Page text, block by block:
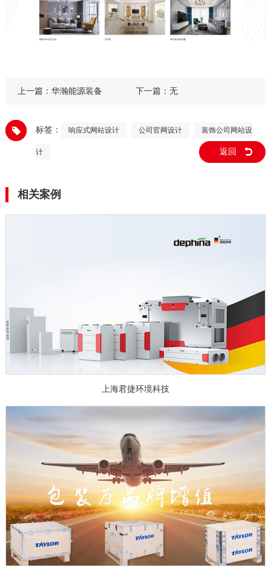
上一篇： 华瀚能源装备 下一篇：无
标签： 响应式网站设计 公司官网设计 装饰公司网站设
计 返回
相关案例
上海君捷环境科技